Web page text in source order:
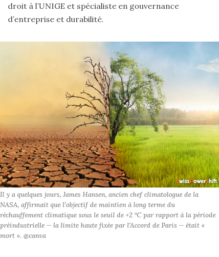
droit à l’UNIGE et spécialiste en gouvernance
d’entreprise et durabilité.
Il y a quelques jours, James Hansen, ancien chef climatologue de la
NASA, affirmait que l’objectif de maintien à long terme du
réchauffement climatique sous le seuil de +2 °C par rapport à la période
préindustrielle — la limite haute fixée par l’Accord de Paris — était «
mort ». @canva